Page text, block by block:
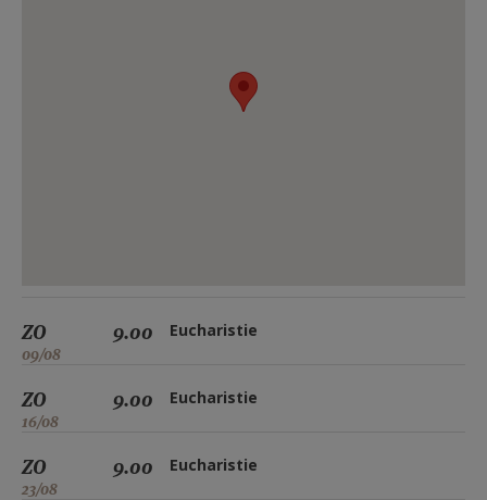
ZO
09/08
9.00 Eucharistie
ZO
16/08
9.00 Eucharistie
ZO
23/08
9.00 Eucharistie